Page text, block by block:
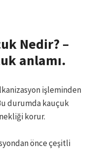
Nedir? –
anlamı.
işleminden
durumda kauçuk
korur.
önce çeşitli